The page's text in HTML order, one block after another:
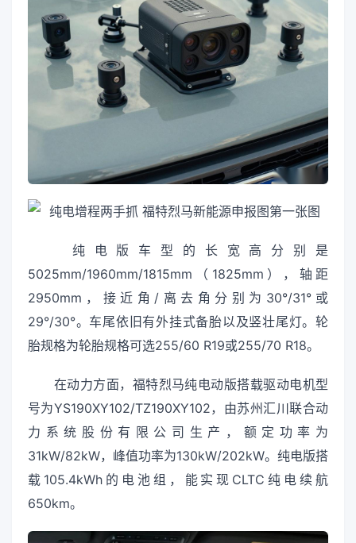
纯电版车型的长宽高分别是
5025mm/1960mm/1815mm（1825mm），轴距
2950mm，接近角/离去角分别为30°/31°或
29°/30°。车尾依旧有外挂式备胎以及竖壮尾灯。轮
胎规格为轮胎规格可选255/60 R19或255/70 R18。
在动力方面，福特烈马纯电动版搭载驱动电机型
号为YS190XY102/TZ190XY102，由苏州汇川联合动
力系统股份有限公司生产，额定功率为
31kW/82kW，峰值功率为130kW/202kW。纯电版搭
载105.4kWh的电池组，能实现CLTC纯电续航
650km。